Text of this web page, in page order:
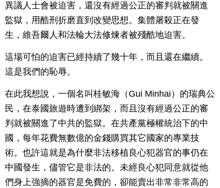
異議人士會被迫害，還沒有經過公正的審判就被關進
監獄，用酷刑折磨直到改變思想。集體屠殺正在發
生，維吾爾人和法輪大法修煉者被殘酷地迫害。
這場可怕的迫害已經持續了幾十年，而且還在繼續。
這是我們的恥辱。
在此我想說，一個名叫桂敏海（Gui Minhai）的瑞典公
民，在泰國旅遊時遭到綁架，而且沒有經過公正的審
判就被關進了中共的監獄。在共產黨極權統治下的中
國，每年花費無數億的金錢購買其它國家的專業技
術。也許這就是為什麼非法移植良心犯器官的事仍在
中國發生，儘管它是非法的。未經良心犯同意就從他
們身上強摘的器官是免費的，卻能賣出非常非常高的